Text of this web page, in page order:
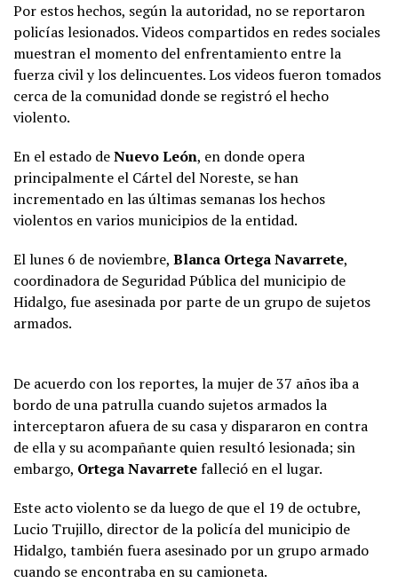
Por estos hechos, según la autoridad, no se reportaron
policías lesionados. Videos compartidos en redes sociales
muestran el momento del enfrentamiento entre la
fuerza civil y los delincuentes. Los videos fueron tomados
cerca de la comunidad donde se registró el hecho
violento.
En el estado deNuevo León, en donde opera
principalmente el Cártel del Noreste, se han
incrementado en las últimas semanas los hechos
violentos en varios municipios de la entidad.
El lunes 6 de noviembre, Blanca Ortega Navarrete,
coordinadora de Seguridad Pública del municipio de
Hidalgo, fue asesinada por parte de un grupo de sujetos
armados.
De acuerdo con los reportes, la mujer de 37 años iba a
bordo de una patrulla cuando sujetos armados la
interceptaron afuera de su casa y dispararon en contra
de ella y su acompañante quien resultó lesionada; sin
embargo, Ortega Navarretefalleció en el lugar.
Este acto violento se da luego de que el 19 de octubre,
Lucio Trujillo, director de la policía del municipio de
Hidalgo, también fuera asesinado por un grupo armado
cuando se encontraba en su camioneta.